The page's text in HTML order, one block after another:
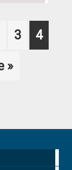
Page
3 Page
4
»